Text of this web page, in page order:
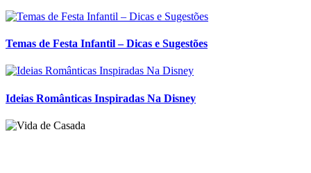
Temas de Festa Infantil – Dicas e Sugestões
Ideias Românticas Inspiradas Na Disney